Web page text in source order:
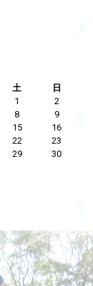
土
日
1
2
8
9
15
16
22
23
29
30